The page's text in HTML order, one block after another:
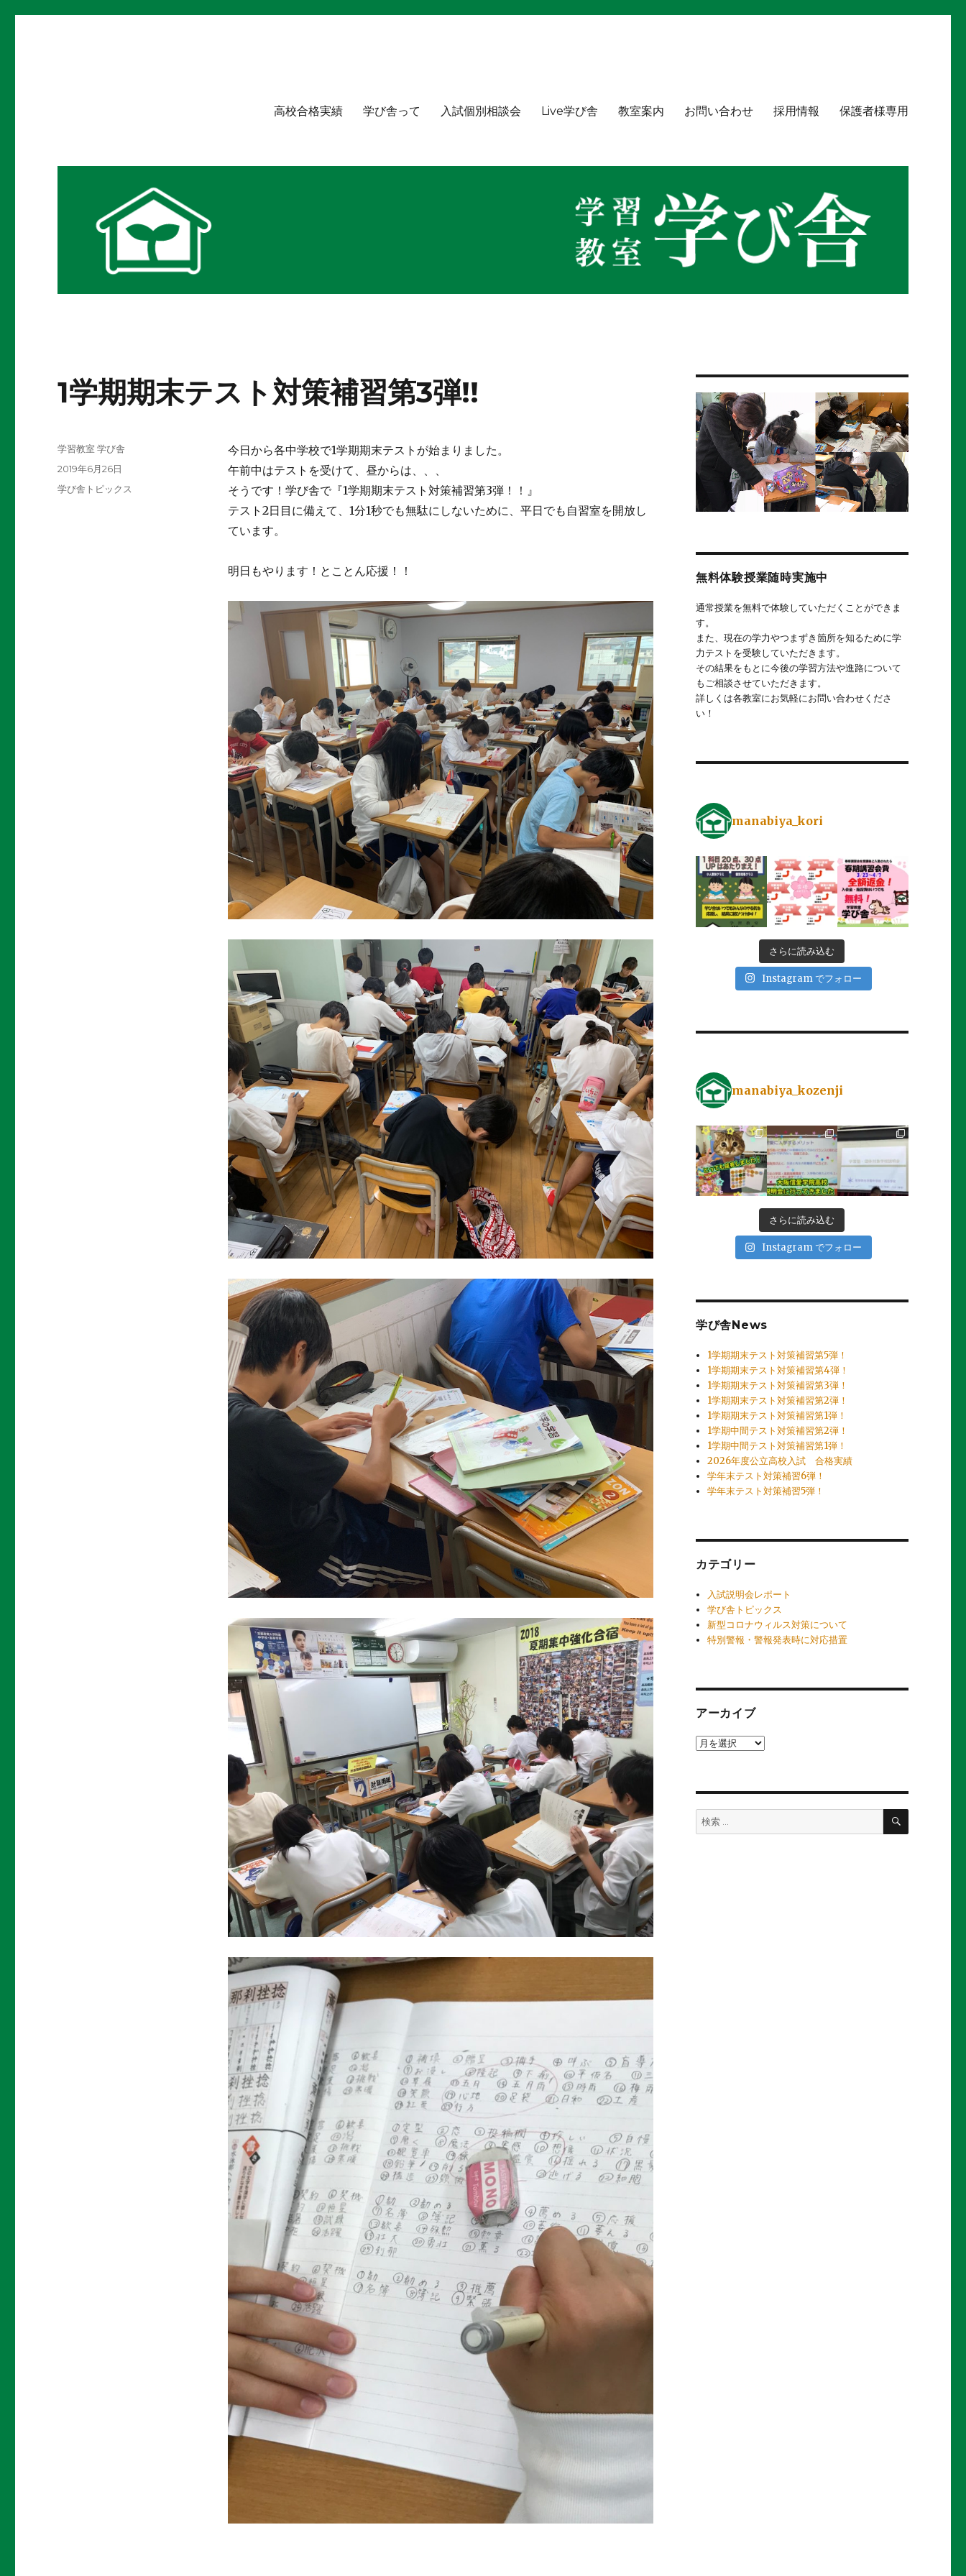
高校合格実績 学び舎って 入試個別相談会 Live学び舎 教室案内 お問い合わせ 採用情報 保護者様専用
1学期期末テスト対策補習第3弾!!
今日から各中学校で1学期期末テストが始まりました。
午前中はテストを受けて、昼からは、、、
そうです！学び舎で『1学期期末テスト対策補習第3弾！！』
テスト2日目に備えて、1分1秒でも無駄にしないために、平日でも自習室を開放し
ています。
明日もやります！とことん応援！！
投
学習教室 学び舎
投
稿
日:
2019年6月26日
カ
学び舎トピックス
無料体験授業随時実施中
通常授業を無料で体験していただくことができま
す。
また、現在の学力やつまずき箇所を知るために学
力テストを受験していただきます。
その結果をもとに今後の学習方法や進路について
もご相談させていただきます。
詳しくは各教室にお気軽にお問い合わせくださ
い！
manabiya_kori
さらに読み込む
Instagram でフォロー
manabiya_kozenji
さらに読み込む
Instagram でフォロー
学び舎News
1学期期末テスト対策補習第5弾！
1学期期末テスト対策補習第4弾！
1学期期末テスト対策補習第3弾！
1学期期末テスト対策補習第2弾！
1学期期末テスト対策補習第1弾！
1学期中間テスト対策補習第2弾！
1学期中間テスト対策補習第1弾！
2026年度公立高校入試 合格実績
学年末テスト対策補習6弾！
学年末テスト対策補習5弾！
カテゴリー
入試説明会レポート
学び舎トピックス
新型コロナウィルス対策について
特別警報・警報発表時に対応措置
アーカイブ
ア
検
索:
検